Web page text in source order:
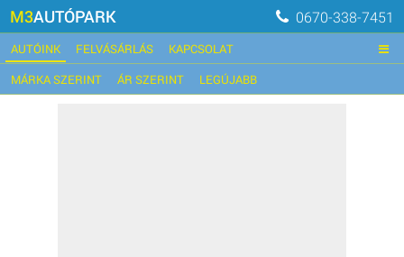
M3AUTÓPARK 0670-338-7451
AUTÓINK FELVÁSÁRLÁS
KAPCSOLAT
MÁRKA SZERINT
ÁR SZERINT LEGÚJABB